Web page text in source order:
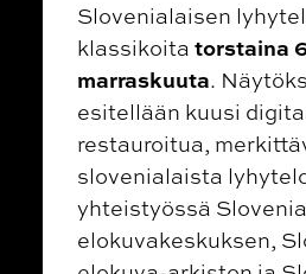
Slovenialaisen
klassikoita torstaina
marraskuuta.
esitellään kuusi
restauroitua,
slovenialaista
yhteistyössä
elokuvakeskuksen,